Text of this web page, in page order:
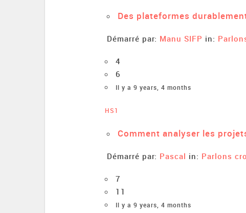
Des plateformes
Démarré par: Manu SIFP in:
4
6
Il y a 9 years, 4 months
HS1
Comment analyser les
Démarré par: Pascal in: Parlons
7
11
Il y a 9 years, 4 months